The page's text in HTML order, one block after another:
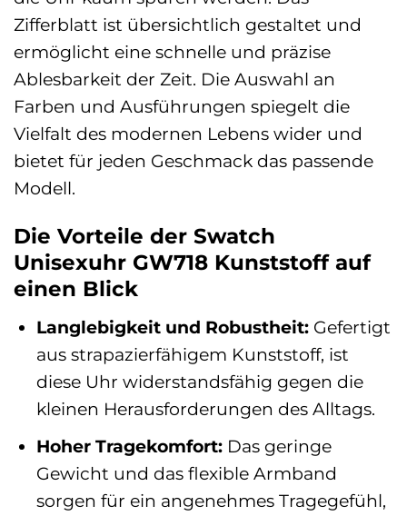
Zifferblatt ist übersichtlich gestaltet und
ermöglicht eine schnelle und präzise
Ablesbarkeit der Zeit. Die Auswahl an
Farben und Ausführungen spiegelt die
Vielfalt des modernen Lebens wider und
bietet für jeden Geschmack das passende
Modell.
Die Vorteile der Swatch
Unisexuhr GW718 Kunststoff auf
einen Blick
Langlebigkeit und Robustheit:Gefertigt
aus strapazierfähigem Kunststoff, ist
diese Uhr widerstandsfähig gegen die
kleinen Herausforderungen des Alltags.
Hoher Tragekomfort:Das geringe
Gewicht und das flexible Armband
sorgen für ein angenehmes Tragegefühl,